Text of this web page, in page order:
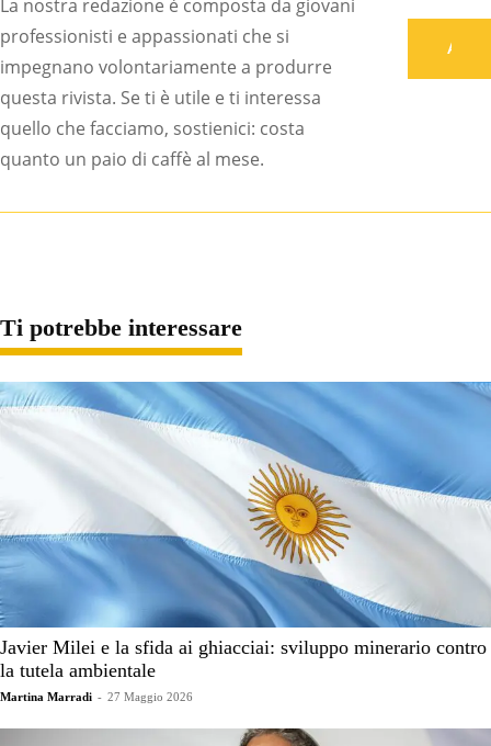
La nostra redazione è composta da giovani
professionisti e appassionati che si
impegnano volontariamente a produrre
questa rivista. Se ti è utile e ti interessa
quello che facciamo, sostienici: costa
quanto un paio di caffè al mese.
Ti potrebbe interessare
Javier Milei e la sfida ai ghiacciai: sviluppo minerario contro
la tutela ambientale
Martina Marradi - 27 Maggio 2026